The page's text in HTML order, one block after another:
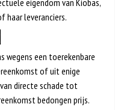
eigendom van Kiobas,
haar leveranciers.
wegens een toerekenbare
of uit enige
directe schade tot
bedongen prijs.